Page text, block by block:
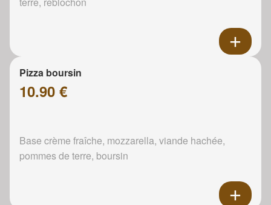
Pizza boursin
10.90 €
Base crème fraîche, mozzarella, viande hachée,
pommes de terre, boursin